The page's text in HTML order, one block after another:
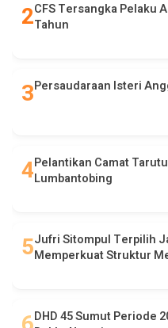
CFS Tersangka Pelaku
Tahun
Persaudaraan Isteri
Pelantikan Camat
Lumbantobing
Jufri Sitompul Terpilih
Memperkuat Struktur
DHD 45 Sumut Periode